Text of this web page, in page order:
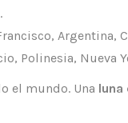
Argentina,
Polinesia, Nueva
el mundo. Una luna